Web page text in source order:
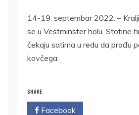
14-19. septembar 2022. –
se u Vestminster holu. Stotine
čekaju satima u redu da prođu
kovčega.
SHARE
Facebook